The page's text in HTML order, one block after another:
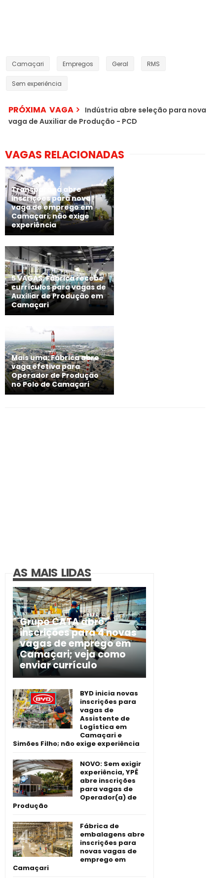
Camaçari Empregos Geral RMS
Sem experiência
PRÓXIMA VAGA
Indústria abre seleção para nova
vaga de Auxiliar de Produção - PCD
VAGAS RELACIONADAS
Transparaná abre
inscrições para nova
vaga de emprego em
Camaçari; não exige
experiência
5 VAGAS: Fábrica recebe
currículos para vagas de
Auxiliar de Produção em
Camaçari
Mais uma: Fábrica abre
vaga efetiva para
Operador de Produção
no Polo de Camaçari
AS MAIS LIDAS
Grupo CATA abre
inscrições para 4 novas
vagas de emprego em
Camaçari; veja como
enviar currículo
BYD inicia novas
inscrições para
vagas de
Assistente de
Logística em
Camaçari e
Simões Filho; não exige experiência
NOVO: Sem exigir
experiência, YPÊ
abre inscrições
para vagas de
Operador(a) de
Produção
Fábrica de
embalagens abre
inscrições para
novas vagas de
emprego em
Camaçari